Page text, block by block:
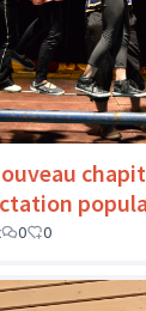
0 0